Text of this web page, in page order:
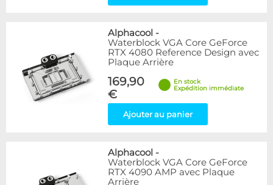
Alphacool -
Waterblock VGA Core GeForce
RTX 4080 Reference Design avec
Plaque Arrière
169,90
€
En stock
Expédition immédiate
Ajouter au panier
Alphacool -
Waterblock VGA Core GeForce
RTX 4090 AMP avec Plaque
Arrière